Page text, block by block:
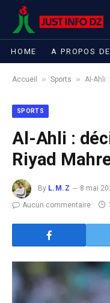
HOME A PROPOS
Accueil » Sports » Al-Ahli
SPORTS
Al-Ahli :
Riyad
By L.M.Z 8 mai
Aucun commentaire